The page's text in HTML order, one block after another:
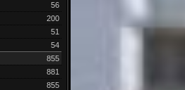
56
200
51
54
855
881
855